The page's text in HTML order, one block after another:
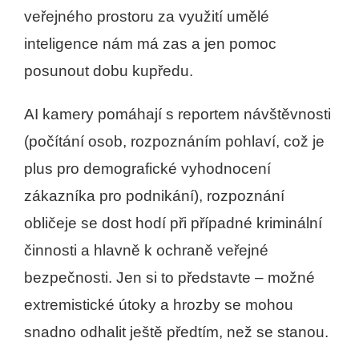
veřejného prostoru za využití umělé
inteligence nám má zas a jen pomoc
posunout dobu kupředu.
AI kamery pomáhají s reportem návštěvnosti
(počítání osob, rozpoznáním pohlaví, což je
plus pro demografické vyhodnocení
zákazníka pro podnikání), rozpoznání
obličeje se dost hodí při případné kriminální
činnosti a hlavně k ochraně veřejné
bezpečnosti. Jen si to představte – možné
extremistické útoky a hrozby se mohou
snadno odhalit ještě předtím, než se stanou.